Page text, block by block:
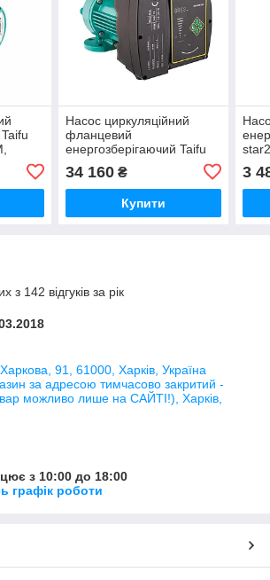
Насос циркуляційний
фланцевий
енергозберігаючий Taifu
star GRS 65/15F, H=15M,
Q=45кбМ, P=1300
(TF0086)
34 160₴
Купити
3
з 142 відгуків за рік
91, 61000, Харків, Україна
за адресою тимчасово закритий -
можливо лише на САЙТІ!), Харків,
з 10:00 до 18:00
графік роботи